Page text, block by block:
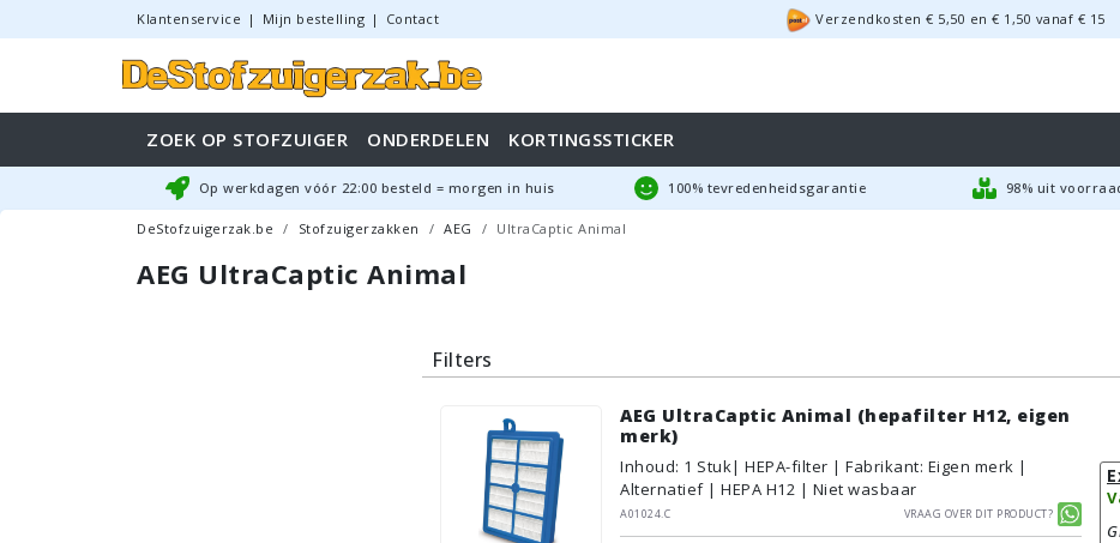
Klantenservice | Mijn bestelling | Contact Verzendkosten € 5,50 en € 1,50 vanaf € 15
ZOEK OP STOFZUIGER ONDERDELEN KORTINGSSTICKER
Op werkdagen vóór 22:00 besteld = morgen in huis 100% tevredenheidsgarantie 98% uit
DeStofzuigerzak.be Stofzuigerzakken AEG UltraCaptic Animal
AEG UltraCaptic Animal
Filters
AEG UltraCaptic Animal (hepafilter H12, eigen
merk)
Inhoud: 1 Stuk| HEPA-filter | Fabrikant: Eigen merk |
Alternatief | HEPA H12 | Niet wasbaar
A01024.C
Vraag over dit product?